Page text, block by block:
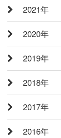
2021年
2020年
2019年
2018年
2017年
2016年